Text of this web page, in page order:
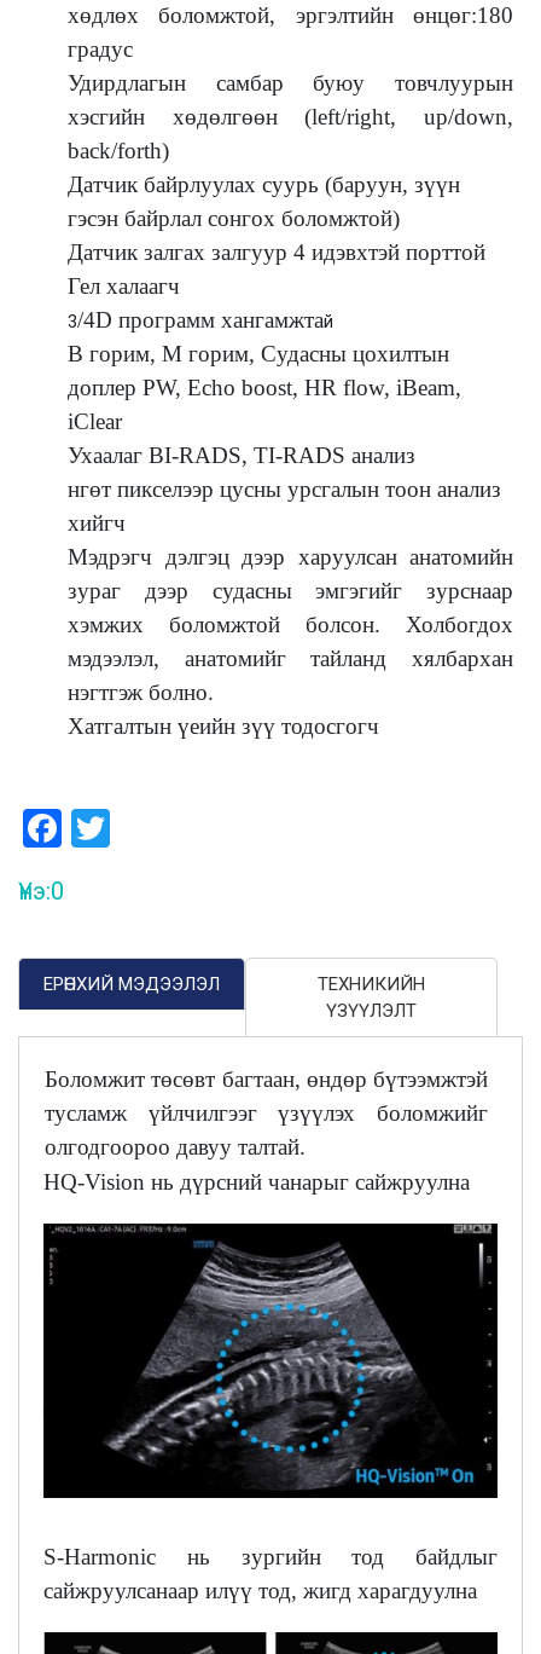
хөдлөх боломжтой, эргэлтийн өнцөг:180
градус
Удирдлагын самбар буюу товчлуурын
хэсгийн хөдөлгөөн (left/right, up/down,
back/forth)
Датчик байрлуулах суурь (баруун, зүүн
гэсэн байрлал сонгох боломжтой)
Датчик залгах залгуур 4 идэвхтэй порттой
Гел халаагч
3/4D программ хангамжтай
В горим, M горим, Судасны цохилтын
доплер PW, Echo boost, HR flow, iBeam,
iClear
Ухаалаг BI-RADS, TI-RADS анализ
нгөт пикселээр цусны урсгалын тоон анализ
хийгч
Мэдрэгч дэлгэц дээр харуулсан анатомийн
зураг дээр судасны эмгэгийг зурснаар
хэмжих боломжтой болсон. Холбогдох
мэдээлэл, анатомийг тайланд хялбархан
нэгтгэж болно.
Хатгалтын үеийн зүү тодосгогч
Facebook
Үнэ:0
ЕРӨНХИЙ МЭДЭЭЛЭЛ
ТЕХНИКИЙН
ҮЗҮҮЛЭЛТ
Боломжит төсөвт багтаан, өндөр бүтээмжтэй
тусламж үйлчилгээг үзүүлэх боломжийг
олгодгоороо давуу талтай.
HQ-Vision нь дүрсний чанарыг сайжруулна
S-Harmonic нь зургийн тод байдлыг
сайжруулсанаар илүү тод, жигд харагдуулна